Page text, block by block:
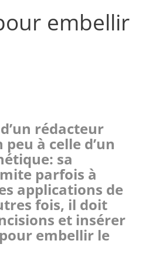
embellir
rédacteur
à celle d’un
sa
parfois à
applications de
fois, il doit
et insérer
embellir le